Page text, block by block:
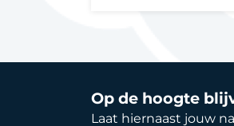
Op de hoogte
Laat hiernaast jouw